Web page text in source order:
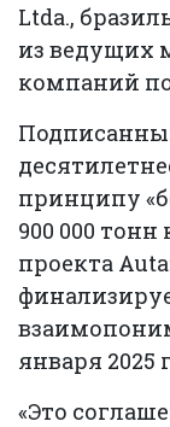
Ltda.,
из ведущих
компаний
принципу
900 000
проекта
января 2025
«Это